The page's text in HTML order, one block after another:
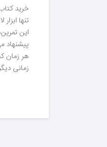
خرید
تنها
این
پیشنهاد
هر زمان
زمانی